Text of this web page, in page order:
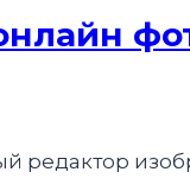
редактор